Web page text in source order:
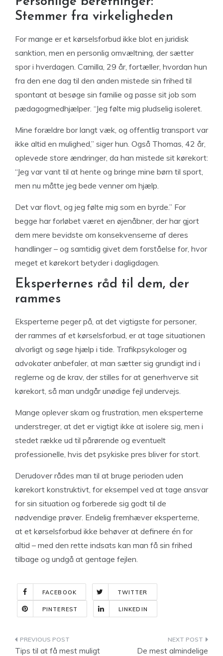
Stemmer fra virkeligheden
For mange er et kørselsforbud ikke blot en juridisk
sanktion, men en personlig omvæltning, der sætter
spor i hverdagen. Camilla, 29 år, fortæller, hvordan hun
fra den ene dag til den anden mistede sin frihed til
spontant at besøge sin familie og passe sit job som
pædagogmedhjælper. “Jeg følte mig pludselig isoleret.
Mine forældre bor langt væk, og offentlig transport var
ikke altid en mulighed,” siger hun. Også Thomas, 42 år,
oplevede store ændringer, da han mistede sit kørekort:
“Jeg var vant til at hente og bringe mine børn til sport,
men nu måtte jeg bede venner om hjælp.
Det var flovt, og jeg følte mig som en byrde.” For
begge har forløbet været en øjenåbner, der har gjort
dem mere bevidste om konsekvenserne af deres
handlinger – og samtidig givet dem forståelse for, hvor
meget et kørekort betyder i dagligdagen.
Eksperternes råd til dem, der
rammes
Eksperterne peger på, at det vigtigste for personer,
der rammes af et kørselsforbud, er at tage situationen
alvorligt og søge hjælp i tide. Trafikpsykologer og
advokater anbefaler, at man sætter sig grundigt ind i
reglerne og de krav, der stilles for at generhverve sit
kørekort, så man undgår unødige fejl undervejs.
Mange oplever skam og frustration, men eksperterne
understreger, at det er vigtigt ikke at isolere sig, men i
stedet række ud til pårørende og eventuelt
professionelle, hvis det psykiske pres bliver for stort.
Derudover rådes man til at bruge perioden uden
kørekort konstruktivt, for eksempel ved at tage ansvar
for sin situation og forberede sig godt til de
nødvendige prøver. Endelig fremhæver eksperterne,
at et kørselsforbud ikke behøver at definere én for
altid – med den rette indsats kan man få sin frihed
tilbage og undgå at gentage fejlen.
FACEBOOK TWITTER
PINTEREST LINKEDIN
Indlægsnavigation
Tips til at få mest muligt
De mest almindelige